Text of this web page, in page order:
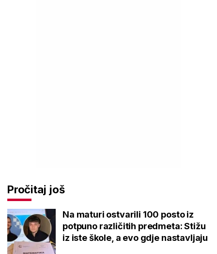
Pročitaj još
Na maturi ostvarili 100 posto iz
potpuno različitih predmeta: Stižu
iz iste škole, a evo gdje nastavljaju